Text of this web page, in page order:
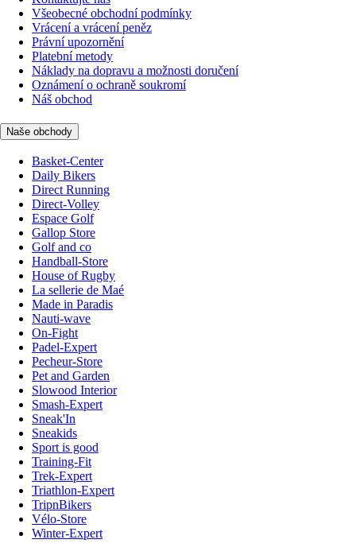
Všeobecné obchodní podmínky
Vrácení a vrácení peněz
Právní upozornění
Platební metody
Náklady na dopravu a možnosti doručení
Oznámení o ochraně soukromí
Náš obchod
Naše obchody
Basket-Center
Daily Bikers
Direct Running
Direct-Volley
Espace Golf
Gallop Store
Golf and co
Handball-Store
House of Rugby
La sellerie de Maé
Made in Paradis
Nauti-wave
On-Fight
Padel-Expert
Pecheur-Store
Pet and Garden
Slowood Interior
Smash-Expert
Sneak'In
Sneakids
Sport is good
Training-Fit
Trek-Expert
Triathlon-Expert
TripnBikers
Vélo-Store
Winter-Expert